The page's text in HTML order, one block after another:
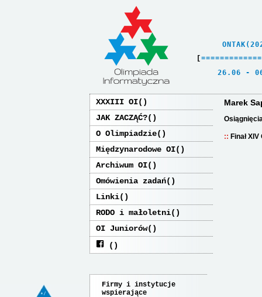
[ =============
26.06
XXXIII OI
JAK ZACZĄĆ?
O Olimpiadzie
Międzynarodowe OI
Archiwum OI
Omówienia zadań
Linki
RODO i małoletni
OI Juniorów
Firmy i instytucje
wspierające
Marek
Finał